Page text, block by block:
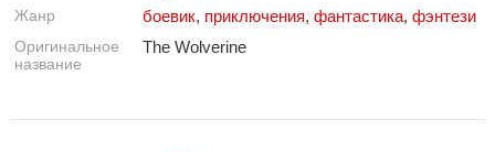
Жанр боевик, приключения, фантастика, фэнтези
Оригинальное
название
The Wolverine